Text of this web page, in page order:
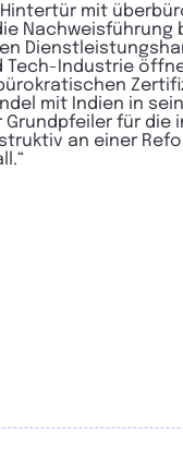
mit
Industrie
mit Indien in
für die
an einer